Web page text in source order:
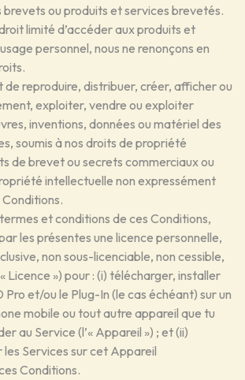
brevets ou produits et services brevetés.
limité d’accéder aux produits et
personnel, nous ne renonçons en
de reproduire, distribuer, créer, afficher ou
exploiter, vendre ou exploiter
inventions, données ou matériel des
soumis à nos droits de propriété
de brevet ou secrets commerciaux ou
intellectuelle non expressément
et conditions de ces Conditions,
les présentes une licence personnelle,
non sous-licenciable, non cessible,
Licence ») pour : (i) télécharger, installer
et/ou le Plug-In (le cas échéant) sur un
mobile ou tout autre appareil que tu
au Service (l’« Appareil ») ; et (ii)
Services sur cet Appareil
Conditions.